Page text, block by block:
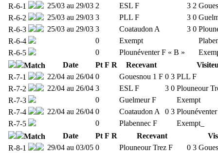
R-6-1
25/03 au 29/03 2 ESL F 3 2
R-6-2
25/03 au 29/03 3 PLL F 3 0
R-6-3
25/03 au 29/03 3 Coataudon A 3 0
R-6-4
0 Exempt
R-6-5
0 Plounéventer F « B »
Match
Date Pt F R Recevant
R-7-1
22/04 au 26/04 0 Gouesnou 1 F 0 3 PLL F
R-7-2
22/04 au 26/04 3 ESL F 3 0 Plouneour
R-7-3
0 Guelmeur F
Exempt
R-7-4
22/04 au 26/04 0 Coataudon A 0 3
R-7-5
0 Plabennec F
Exempt_
Match
Date Pt F R Recevant
R-8-1
29/04 au 03/05 0 Plouneour Trez F 0 3